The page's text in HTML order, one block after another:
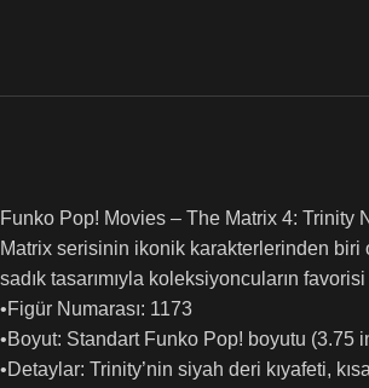
Funko Pop! Movies – The Matrix 4: Trinity
Matrix serisinin ikonik karakterlerinden biri
sadık tasarımıyla koleksiyoncuların
•Figür Numarası: 1173
•Boyut: Standart Funko Pop! boyutu (3.75
•Detaylar: Trinity’nin siyah deri kıyafeti,